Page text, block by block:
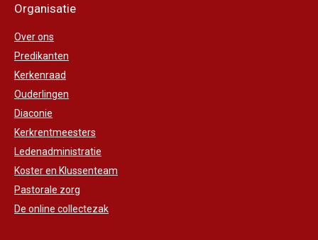
Organisatie
Over ons
Predikanten
Kerkenraad
Ouderlingen
Diaconie
Kerkrentmeesters
Ledenadministratie
Koster en Klussenteam
Pastorale zorg
De online collectezak